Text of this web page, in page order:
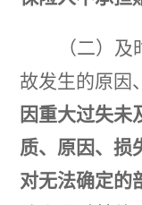
（二）
故发生的原因
因重大过失未
质、原因、损
对无法确定的